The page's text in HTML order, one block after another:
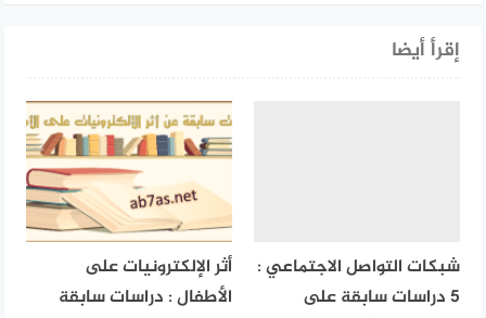
إقرأ أيضا
شبكات التواصل الاجتماعي :
5 دراسات سابقة على
أثر الإلكترونيات على
الأطفال : دراسات سابقة